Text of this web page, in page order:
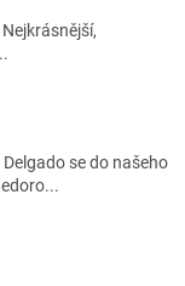
se do našeho